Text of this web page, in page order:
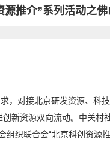
推介”系列活动之
对接北京研发资源、科
新资源双向流动。中关村
织联合会“北京科创资源